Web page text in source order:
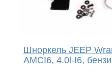
Шноркель JEEP
AMCI6, 4.0l-I6,